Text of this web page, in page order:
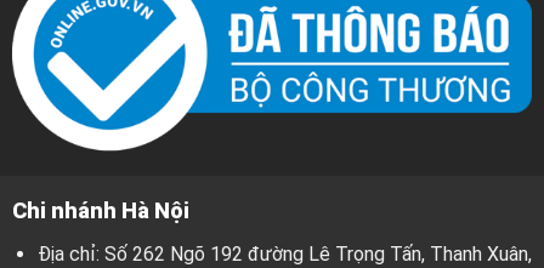
Chi nhánh Hà Nội
Địa chỉ: Số 262 Ngõ 192 đường Lê Trọng Tấn, Thanh Xuân,